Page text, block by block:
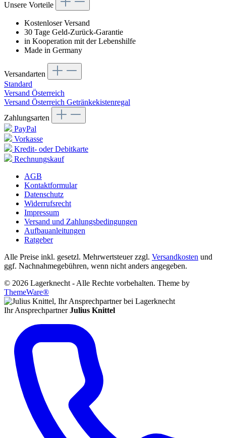
Unsere Vorteile
Kostenloser Versand
30 Tage Geld-Zurück-Garantie
in Kooperation mit der Lebenshilfe
Made in Germany
Versandarten
Standard
Versand Österreich
Versand Österreich Getränkekistenregal
Zahlungsarten
PayPal
Vorkasse
Kredit- oder Debitkarte
Rechnungskauf
AGB
Kontaktformular
Datenschutz
Widerrufsrecht
Impressum
Versand und Zahlungsbedingungen
Aufbauanleitungen
Ratgeber
Alle Preise inkl. gesetzl. Mehrwertsteuer zzgl. Versandkosten und
ggf. Nachnahmegebühren, wenn nicht anders angegeben.
© 2026 Lagerknecht - Alle Rechte vorbehalten. Theme by
ThemeWare®
Ihr Ansprechpartner Julius Knittel